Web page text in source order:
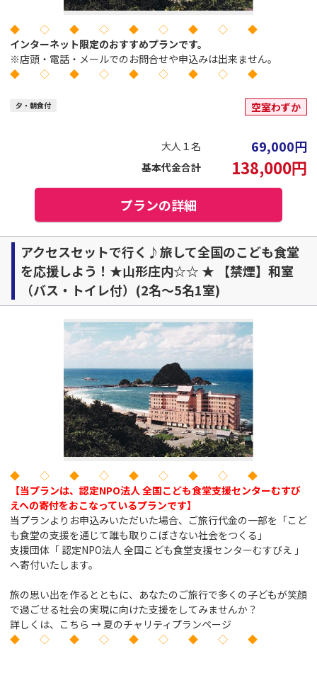
◆ ◇ ◆ ◇ ◆ ◇ ◆ ◇ ◆
インターネット限定のおすすめプランです。
※店頭・電話・メールでのお問合せや申込みは出来ません。
◆ ◇ ◆ ◇ ◆ ◇ ◆ ◇ ◆
夕・朝食付 空室わずか
大人１名 69,000円
基本代金合計 138,000円
プランの詳細
アクセスセットで行く♪旅して全国のこども食堂
を応援しよう！★山形庄内☆☆ ★ 【禁煙】和室
（バス・トイレ付）(2名～5名1室)
◆ ◇ ◆ ◇ ◆ ◇ ◆ ◇ ◆
【当プランは、認定NPO法人 全国こども食堂支援センターむすび
えへの寄付をおこなっているプランです】
当プランよりお申込みいただいた場合、ご旅行代金の一部を「こど
も食堂の支援を通じて誰も取りこぼさない社会をつくる」
支援団体「 認定NPO法人 全国こども食堂支援センターむすびえ 」
へ寄付いたします。
旅の思い出を作るとともに、あなたのご旅行で多くの子どもが笑顔
で過ごせる社会の実現に向けた支援をしてみませんか？
詳しくは、こちら → 夏のチャリティプランページ
◆ ◇ ◆ ◇ ◆ ◇ ◆ ◇ ◆